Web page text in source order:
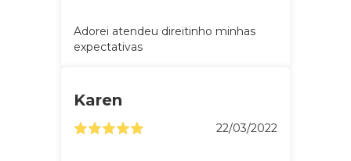
Adorei atendeu direitinho minhas
expectativas
Karen
22/03/2022